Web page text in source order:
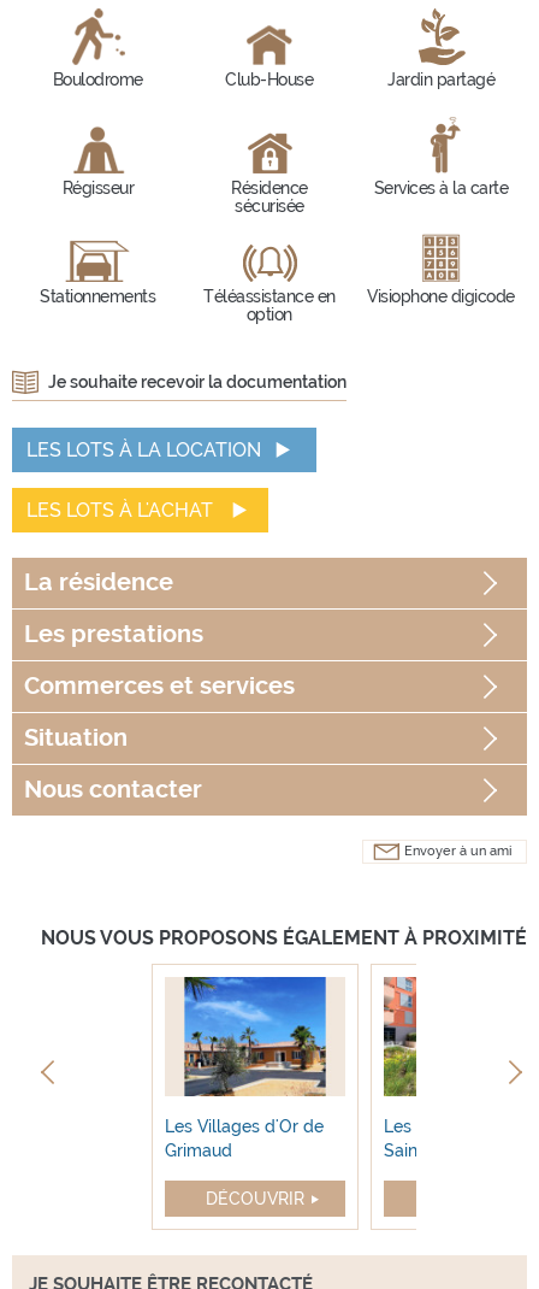
Boulodrome Club-House Jardin partagé
Régisseur
Résidence
sécurisée
Services à la carte
Stationnements
Téléassistance en
option
Visiophone digicode
Je souhaite recevoir la documentation
LES LOTS À LA LOCATION
LES LOTS À L'ACHAT
La résidence
Les prestations
Commerces et services
Situation
Nous contacter
Envoyer à un ami
NOUS VOUS PROPOSONS ÉGALEMENT À PROXIMITÉ
Les Villages d'Or de
Grimaud
DÉCOUVRIR
Les Villages d'Or
Saint Martin d...
JE SOUHAITE ÊTRE RECONTACTÉ